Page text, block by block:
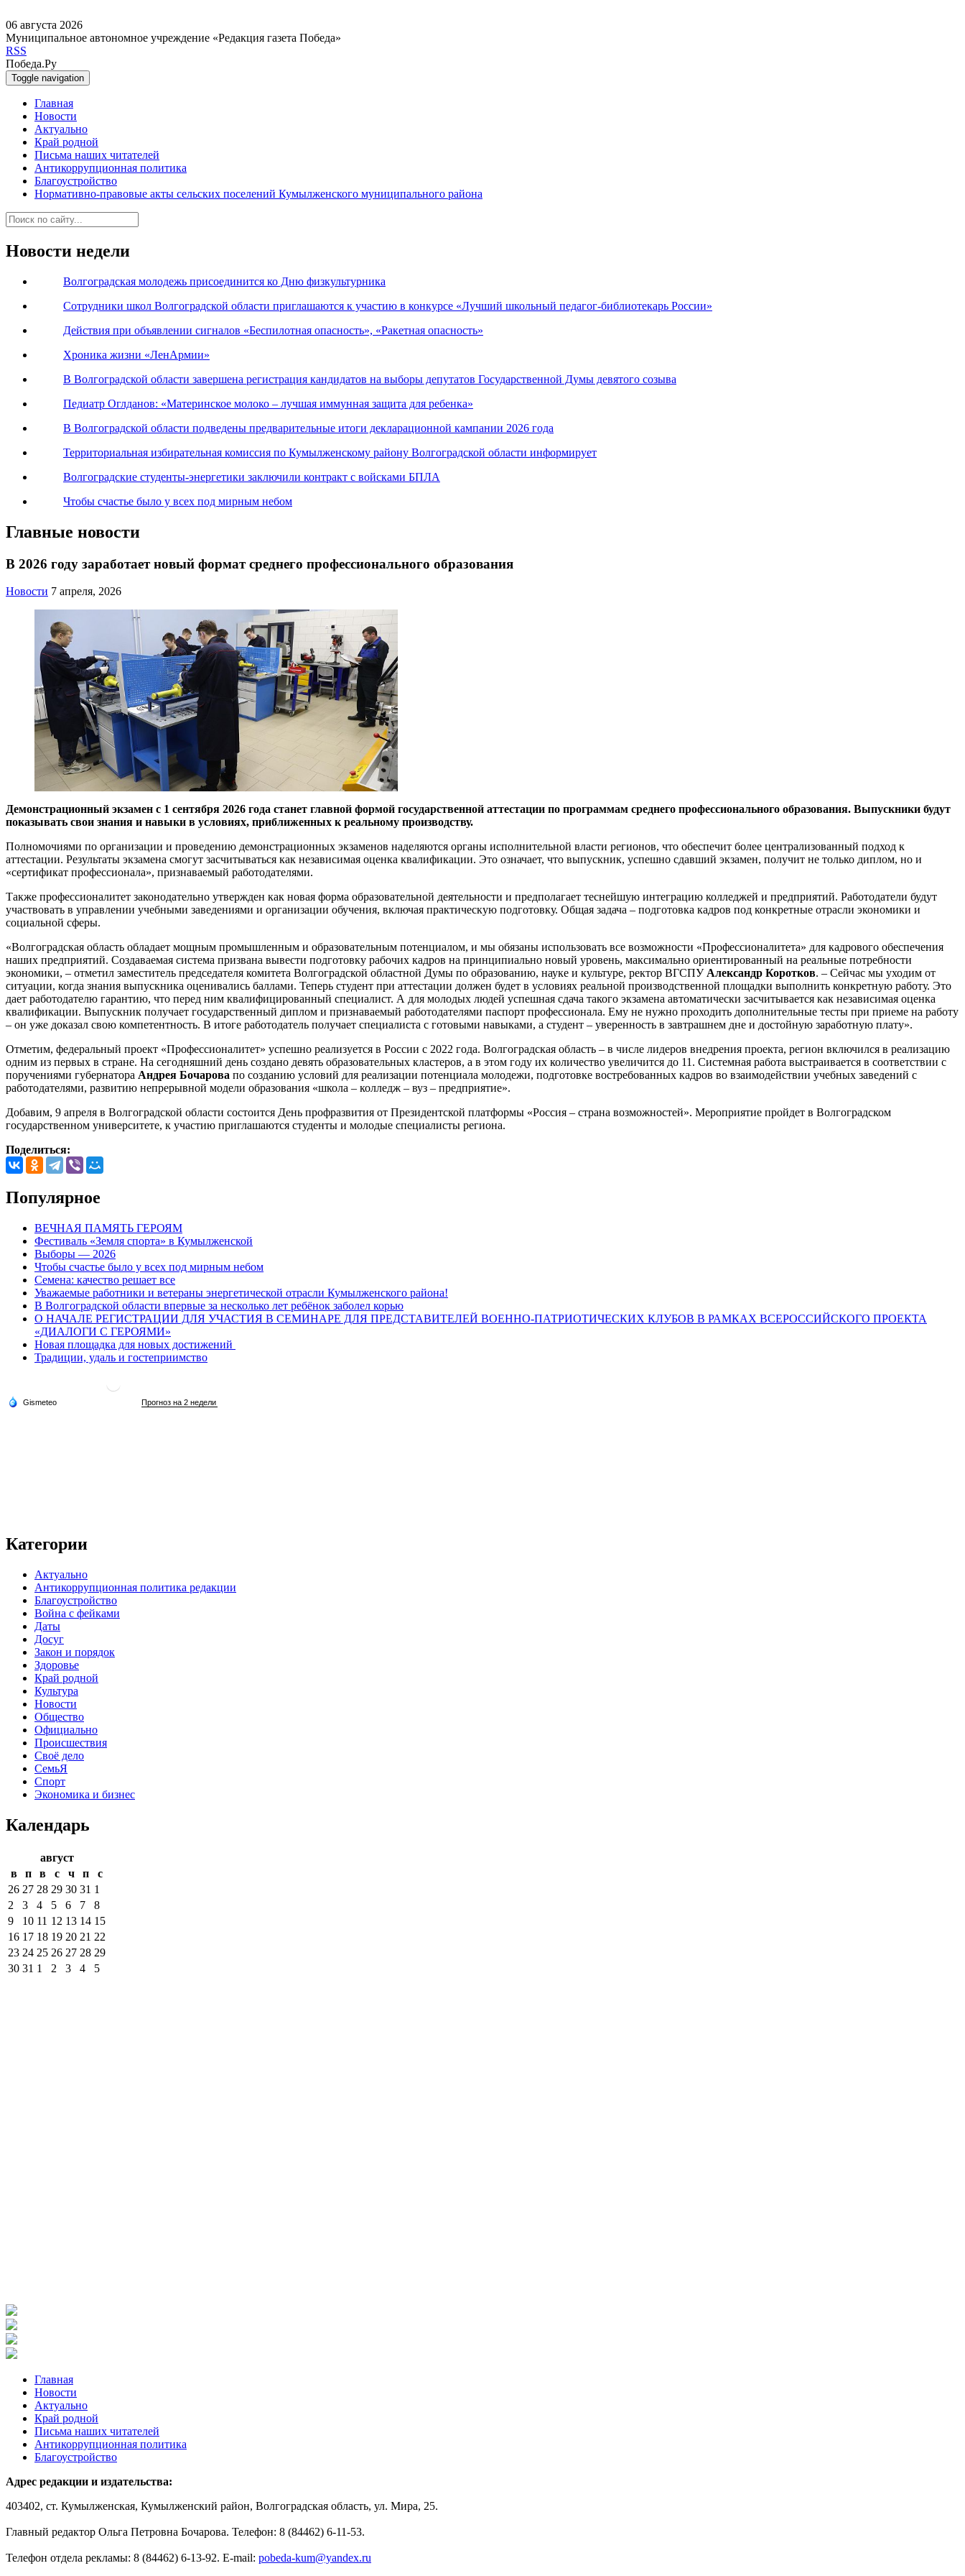
06 августа 2026
Муниципальное автономное учреждение «Редакция газета Победа»
RSS
Победа.Ру
Toggle navigation
Главная
Новости
Актуально
Край родной
Письма наших читателей
Антикоррупционная политика
Благоустройство
Нормативно-правовые акты сельских поселений Кумылженского муниципального района
Новости недели
Волгоградская молодежь присоединится ко Дню физкультурника
Сотрудники школ Волгоградской области приглашаются к участию в конкурсе «Лучший школьный педагог-библиотекарь России»
Действия при объявлении сигналов «Беспилотная опасность», «Ракетная опасность»
Хроника жизни «ЛенАрмии»
В Волгоградской области завершена регистрация кандидатов на выборы депутатов Государственной Думы девятого созыва
Педиатр Оглданов: «Материнское молоко – лучшая иммунная защита для ребенка»
В Волгоградской области подведены предварительные итоги декларационной кампании 2026 года
Территориальная избирательная комиссия по Кумылженскому району Волгоградской области информирует
Волгоградские студенты-энергетики заключили контракт с войсками БПЛА
Чтобы счастье было у всех под мирным небом
Главные новости
В 2026 году заработает новый формат среднего профессионального образования
Новости 7 апреля, 2026
Демонстрационный экзамен с 1 сентября 2026 года станет главной формой государственной аттестации по программам среднего профессионального образования. Выпускники будут
показывать свои знания и навыки в условиях, приближенных к реальному производству.
Полномочиями по организации и проведению демонстрационных экзаменов наделяются органы исполнительной власти регионов, что обеспечит более централизованный подход к
аттестации. Результаты экзамена смогут засчитываться как независимая оценка квалификации. Это означает, что выпускник, успешно сдавший экзамен, получит не только диплом, но и
«сертификат профессионала», признаваемый работодателями.
Также профессионалитет законодательно утвержден как новая форма образовательной деятельности и предполагает теснейшую интеграцию колледжей и предприятий. Работодатели будут
участвовать в управлении учебными заведениями и организации обучения, включая практическую подготовку. Общая задача – подготовка кадров под конкретные отрасли экономики и
социальной сферы.
«Волгоградская область обладает мощным промышленным и образовательным потенциалом, и мы обязаны использовать все возможности «Профессионалитета» для кадрового обеспечения
наших предприятий. Создаваемая система призвана вывести подготовку рабочих кадров на принципиально новый уровень, максимально ориентированный на реальные потребности
экономики, – отметил заместитель председателя комитета Волгоградской областной Думы по образованию, науке и культуре, ректор ВГСПУ Александр Коротков. – Сейчас мы уходим от
ситуации, когда знания выпускника оценивались баллами. Теперь студент при аттестации должен будет в условиях реальной производственной площадки выполнить конкретную работу. Это
дает работодателю гарантию, что перед ним квалифицированный специалист. А для молодых людей успешная сдача такого экзамена автоматически засчитывается как независимая оценка
квалификации. Выпускник получает государственный диплом и признаваемый работодателями паспорт профессионала. Ему не нужно проходить дополнительные тесты при приеме на работу
– он уже доказал свою компетентность. В итоге работодатель получает специалиста с готовыми навыками, а студент – уверенность в завтрашнем дне и достойную заработную плату».
Отметим, федеральный проект «Профессионалитет» успешно реализуется в России с 2022 года. Волгоградская область – в числе лидеров внедрения проекта, регион включился в реализацию
одним из первых в стране. На сегодняшний день создано девять образовательных кластеров, а в этом году их количество увеличится до 11. Системная работа выстраивается в соответствии с
поручениями губернатора Андрея Бочарова по созданию условий для реализации потенциала молодежи, подготовке востребованных кадров во взаимодействии учебных заведений с
работодателями, развитию непрерывной модели образования «школа – колледж – вуз – предприятие».
Добавим, 9 апреля в Волгоградской области состоится День профразвития от Президентской платформы «Россия – страна возможностей». Мероприятие пройдет в Волгоградском
государственном университете, к участию приглашаются студенты и молодые специалисты региона.
Поделиться:
Популярное
ВЕЧНАЯ ПАМЯТЬ ГЕРОЯМ
Фестиваль «Земля спорта» в Кумылженской
Выборы — 2026
Чтобы счастье было у всех под мирным небом
Семена: качество решает все
Уважаемые работники и ветераны энергетической отрасли Кумылженского района!
В Волгоградской области впервые за несколько лет ребёнок заболел корью
О НАЧАЛЕ РЕГИСТРАЦИИ ДЛЯ УЧАСТИЯ В СЕМИНАРЕ ДЛЯ ПРЕДСТАВИТЕЛЕЙ ВОЕННО-ПАТРИОТИЧЕСКИХ КЛУБОВ В РАМКАХ ВСЕРОССИЙСКОГО ПРОЕКТА
«ДИАЛОГИ С ГЕРОЯМИ»
Новая площадка для новых достижений
Традиции, удаль и гостеприимство
Категории
Актуально
Антикоррупционная политика редакции
Благоустройство
Война с фейками
Даты
Досуг
Закон и порядок
Здоровье
Край родной
Культура
Новости
Общество
Официально
Происшествия
Своё дело
СемьЯ
Спорт
Экономика и бизнес
Календарь
август
в
п в с ч п
с
26 27 28 29 30 31 1
2
3 4 5 6 7
8
9
10 11 12 13 14 15
16 17 18 19 20 21 22
23 24 25 26 27 28 29
30 31 1 2 3 4 5
Главная
Новости
Актуально
Край родной
Письма наших читателей
Антикоррупционная политика
Благоустройство
Адрес редакции и издательства:
403402, ст. Кумылженская, Кумылженский район, Волгоградская область, ул. Мира, 25.
Главный редактор Ольга Петровна Бочарова. Телефон: 8 (84462) 6-11-53.
Телефон отдела рекламы: 8 (84462) 6-13-92. E-mail: pobeda-kum@yandex.ru